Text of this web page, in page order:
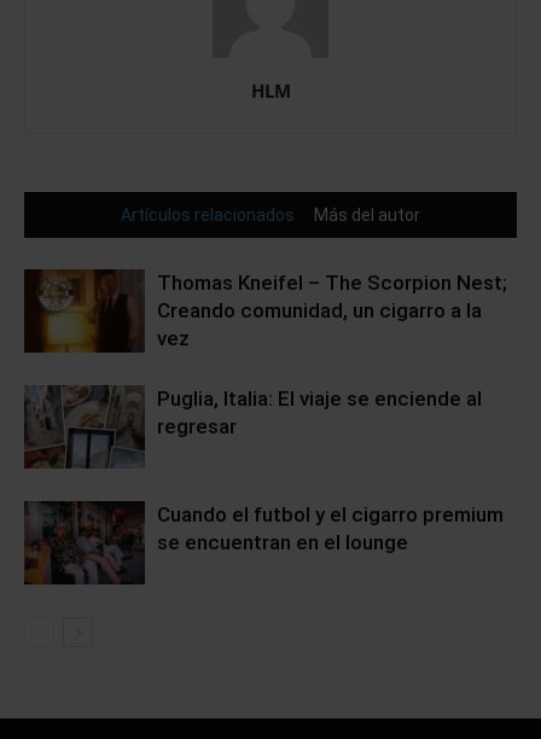
HLM
Artículos relacionados Más del autor
Thomas Kneifel – The Scorpion Nest;
Creando comunidad, un cigarro a la
vez
Puglia, Italia: El viaje se enciende al
regresar
Cuando el futbol y el cigarro premium
se encuentran en el lounge